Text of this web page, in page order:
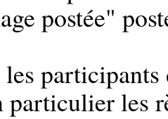
postée"
participants
particulier les